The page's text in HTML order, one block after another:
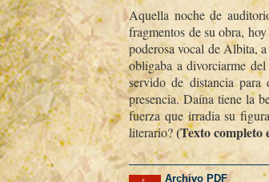
Aquella noche de
fragmentos de su obra,
poderosa vocal de Albita,
obligaba a divorciarme
servido de distancia para
presencia. Daí­na tiene la
fuerza que irradia su
literario?(Texto completo
Archivo PDF